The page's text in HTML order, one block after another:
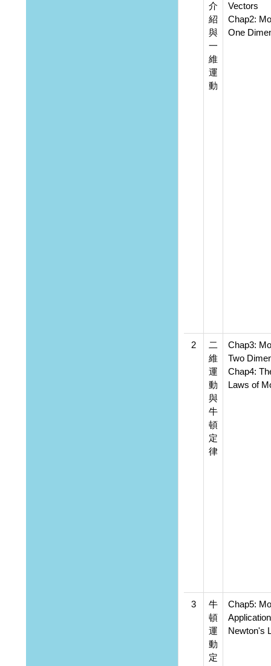
介
紹
與
一
維
運
動
Vectors
Chap2:
One
2
二
維
運
動
與
牛
頓
定
律
Chap3:
Two
Chap4:
Laws of
3
牛
頓
運
動
定
Chap5:
Newton's